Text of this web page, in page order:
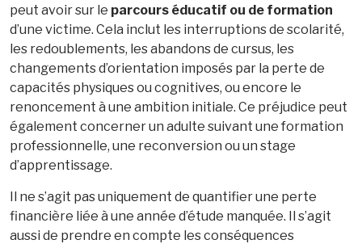
peut avoir sur le parcours éducatif ou de formation
d’une victime. Cela inclut les interruptions de scolarité,
les redoublements, les abandons de cursus, les
changements d’orientation imposés par la perte de
capacités physiques ou cognitives, ou encore le
renoncement à une ambition initiale. Ce préjudice peut
également concerner un adulte suivant une formation
professionnelle, une reconversion ou un stage
d’apprentissage.
Il ne s’agit pas uniquement de quantifier une perte
financière liée à une année d’étude manquée. Il s’agit
aussi de prendre en compte les conséquences